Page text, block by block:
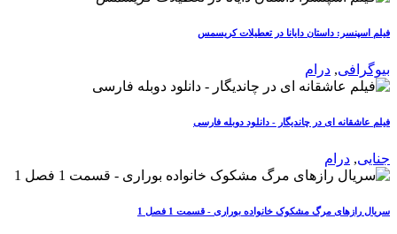
فیلم اسپنسر: داستان دایانا در تعطیلات کریسمس
بیوگرافی, درام
فیلم عاشقانه ای در چاندیگار - دانلود دوبله فارسی
جنایی, درام
سریال رازهای مرگ مشکوک خانواده بوراری - قسمت 1 فصل 1